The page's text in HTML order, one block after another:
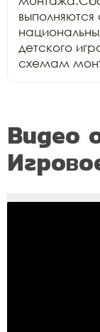
детского
схемам
Видео